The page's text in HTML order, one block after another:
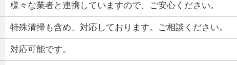
様々な業者と連携していますので、ご安心ください。
特殊清掃も含め、対応しております。ご相談ください。
対応可能です。